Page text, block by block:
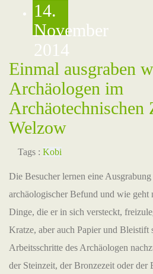
14.
November
2014
Einmal ausgraben
Archäologen im
Archäotechnischen
Welzow
Tags : Kobi
Die Besucher lernen eine
archäologischer Befund und wie geht
Dinge, die er in sich versteckt,
Kratze, aber auch Papier und Bleistift
Arbeitsschritte des Archäologen
der Steinzeit, der Bronzezeit oder der